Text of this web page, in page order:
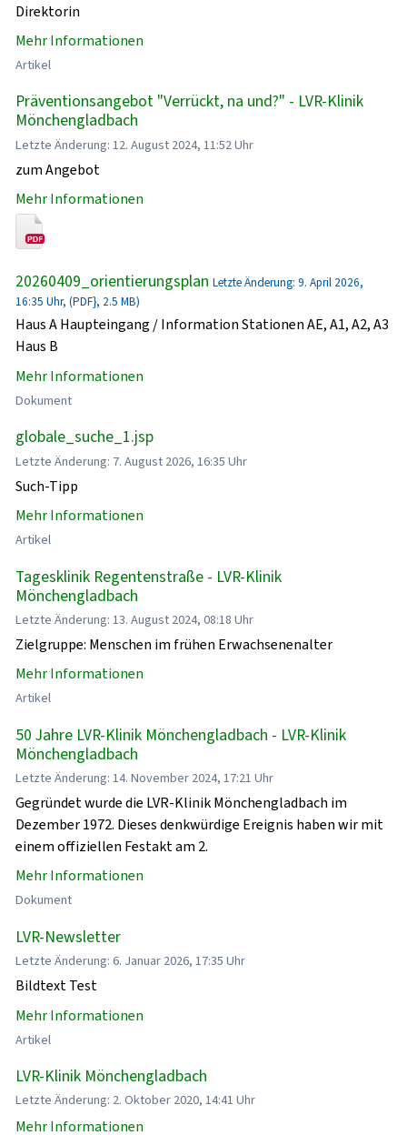
Direktorin
Mehr Informationen
Artikel
Präventionsangebot "Verrückt, na und?" - LVR-Klinik
Mönchengladbach
Letzte Änderung: 12. August 2024, 11:52 Uhr
zum Angebot
Mehr Informationen
20260409_orientierungsplan Letzte Änderung: 9. April 2026,
16:35 Uhr, (PDF}, 2.5 MB)
Haus A Haupteingang / Information Stationen AE, A1, A2, A3
Haus B
Mehr Informationen
Dokument
globale_suche_1.jsp
Letzte Änderung: 7. August 2026, 16:35 Uhr
Such-Tipp
Mehr Informationen
Artikel
Tagesklinik Regentenstraße - LVR-Klinik
Mönchengladbach
Letzte Änderung: 13. August 2024, 08:18 Uhr
Zielgruppe: Menschen im frühen Erwachsenenalter
Mehr Informationen
Artikel
50 Jahre LVR-Klinik Mönchengladbach - LVR-Klinik
Mönchengladbach
Letzte Änderung: 14. November 2024, 17:21 Uhr
Gegründet wurde die LVR-Klinik Mönchengladbach im
Dezember 1972. Dieses denkwürdige Ereignis haben wir mit
einem offiziellen Festakt am 2.
Mehr Informationen
Dokument
LVR-Newsletter
Letzte Änderung: 6. Januar 2026, 17:35 Uhr
Bildtext Test
Mehr Informationen
Artikel
LVR-Klinik Mönchengladbach
Letzte Änderung: 2. Oktober 2020, 14:41 Uhr
Mehr Informationen